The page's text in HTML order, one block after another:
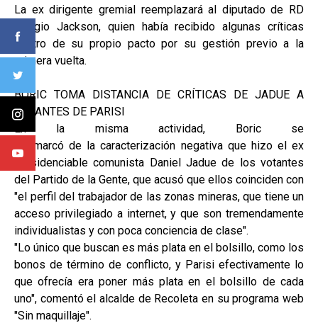
La ex dirigente gremial reemplazará al diputado de RD
Giorgio Jackson, quien había recibido algunas críticas
dentro de su propio pacto por su gestión previo a la
primera vuelta.
BORIC TOMA DISTANCIA DE CRÍTICAS DE JADUE A
VOTANTES DE PARISI
En la misma actividad, Boric se
desmarcó de la caracterización negativa que hizo el ex
presidenciable comunista Daniel Jadue de los votantes
del Partido de la Gente, que acusó que ellos coinciden con
"el perfil del trabajador de las zonas mineras, que tiene un
acceso privilegiado a internet, y que son tremendamente
individualistas y con poca conciencia de clase".
"Lo único que buscan es más plata en el bolsillo, como los
bonos de término de conflicto, y Parisi efectivamente lo
que ofrecía era poner más plata en el bolsillo de cada
uno", comentó el alcalde de Recoleta en su programa web
"Sin maquillaje".